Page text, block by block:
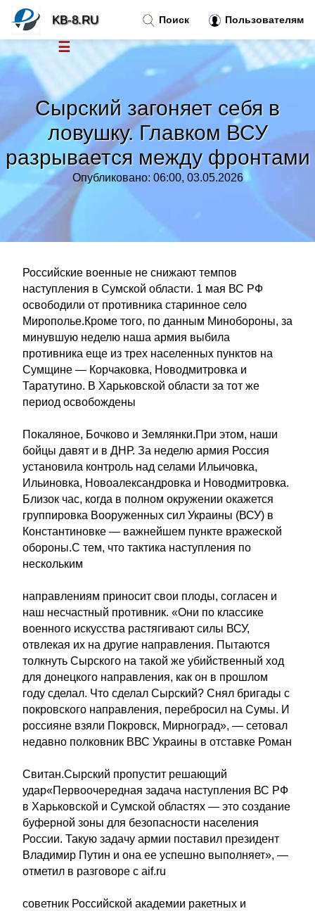
Сырский загоняет себя в
ловушку. Главком ВСУ
разрывается между фронтами
Опубликовано: 06:00, 03.05.2026
Российские военные не снижают темпов
наступления в Сумской области. 1 мая ВС РФ
освободили от противника старинное село
Мирополье.Кроме того, по данным Минобороны, за
минувшую неделю наша армия выбила
противника еще из трех населенных пунктов на
Сумщине — Корчаковка, Новодмитровка и
Таратутино. В Харьковской области за тот же
период освобождены
Покаляное, Бочково и Землянки.При этом, наши
бойцы давят и в ДНР. За неделю армия Россия
установила контроль над селами Ильичовка,
Ильиновка, Новоалександровка и Новодмитровка.
Близок час, когда в полном окружении окажется
группировка Вооруженных сил Украины (ВСУ) в
Константиновке — важнейшем пункте вражеской
обороны.С тем, что тактика наступления по
нескольким
направлениям приносит свои плоды, согласен и
наш несчастный противник. «Они по классике
военного искусства растягивают силы ВСУ,
отвлекая их на другие направления. Пытаются
толкнуть Сырского на такой же убийственный ход
для донецкого направления, как он в прошлом
году сделал. Что сделал Сырский? Снял бригады с
покровского направления, перебросил на Сумы. И
россияне взяли Покровск, Мирноград», — сетовал
недавно полковник ВВС Украины в отставке Роман
Свитан.Сырский пропустит решающий
удар«Первоочередная задача наступления ВС РФ
в Харьковской и Сумской областях — это создание
буферной зоны для безопасности населения
России. Такую задачу армии поставил президент
Владимир Путин и она ее успешно выполняет», —
отметил в разговоре с aif.ru
советник Российской академии ракетных и
Поиск Пользователям
KB-8.RU
☰
Новости
Тренды новостей»
Рубрики»
Правила »
Контакт»